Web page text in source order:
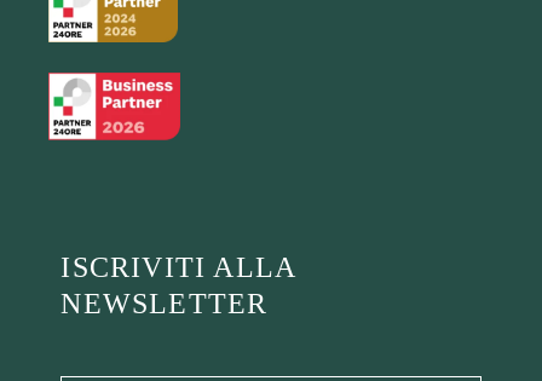
ISCRIVITI ALLA
NEWSLETTER